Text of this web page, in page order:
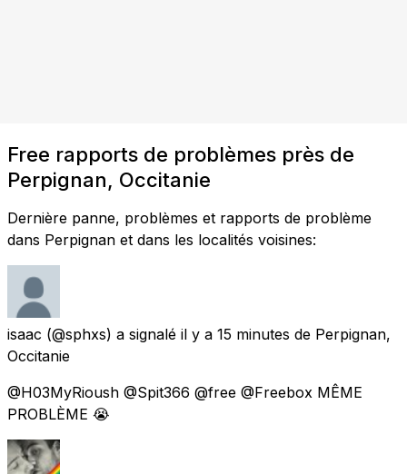
Free rapports de problèmes près de
Perpignan, Occitanie
Dernière panne, problèmes et rapports de problème
dans Perpignan et dans les localités voisines:
isaac (@sphxs) a signalé il y a 15 minutes de Perpignan,
Occitanie
@H03MyRioush @Spit366 @free @Freebox MÊME
PROBLÈME 😭